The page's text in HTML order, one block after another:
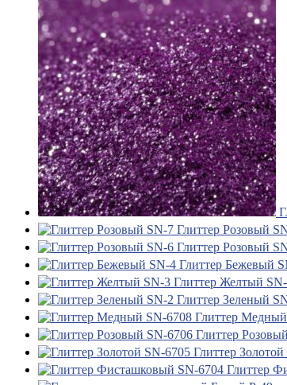
Глиттер Розовый
Глиттер Розовый
Глиттер Бежевый
Глиттер Желтый
Глиттер Зеленый
Глиттер
Глиттер
Глиттер
Глиттер